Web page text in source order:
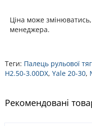
Ціна може
менеджера.
Теги: Палець рульової
H2.50-3.00DX, Yale 20-30,
Рекомендовані